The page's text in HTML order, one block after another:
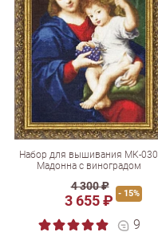
Набор для вышивания МК-030
Мадонна с виноградом
4 300 ₽
3 655 ₽ - 15%
9